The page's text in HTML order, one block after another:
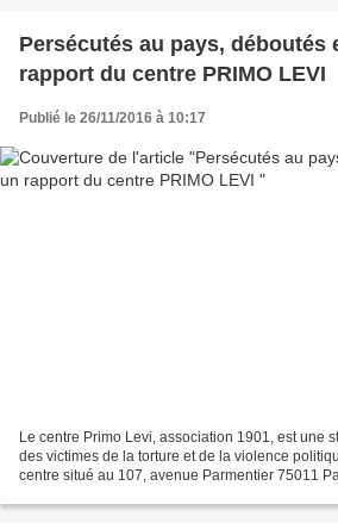
Persécutés au pays, déboutés
rapport du centre PRIMO LEVI
Publié le 26/11/2016 à 10:17
Le centre Primo Levi, association 1901, est une
des victimes de la torture et de la violence
centre situé au 107, avenue Parmentier 75011